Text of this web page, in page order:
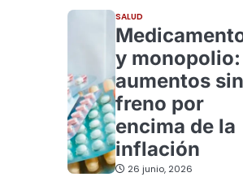
SALUD
y monopolio:
aumentos sin
freno por
encima de la
inflación
26 junio, 2026